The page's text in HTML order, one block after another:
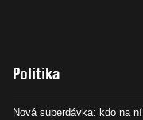
Politika
Nová superdávka: kdo na ní